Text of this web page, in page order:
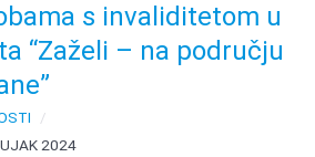
s invaliditetom u
“Zaželi – na području
2024